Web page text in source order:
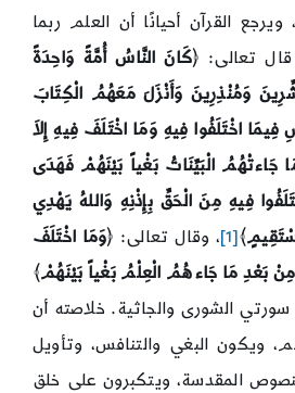
ويرجع القرآن أحيانًا أن العلم ربما
قال تعالى: ﴿كَانَ النَّاسُ أُمَّةً وَاحِدَةً
وَمُنْذِرِينَ وَأَنْزَلَ مَعَهُمُ الْكِتَابَ
اخْتَلَفُوا فِيهِ وَمَا اخْتَلَفَ فِيهِ إِلاَ
جَاءتْهُمُ الْبَيِّنَاتُ بَغْياً بَيْنَهُمْ فَهَدَى
فِيهِ مِنَ الْحَقِّ بِإِذْنِهِ وَاللهُ يَهْدِي
﴾ [1] ، وقال تعالى: ﴿وَمَا اخْتَلَفَ
مِنْ بَعْدِ مَا جَاءهُمُ الْعِلْمُ بَغْياً بَيْنَهُمْ﴾
الشورى والجاثية. خلاصته أن
ويكون البغي والتنافس، وتأويل
المقدسة، ويتكبرون على خلق